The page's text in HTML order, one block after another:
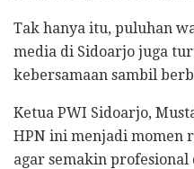
Tak hanya itu, puluhan
media di Sidoarjo juga
kebersamaan sambil
Ketua PWI Sidoarjo,
HPN ini menjadi momen
agar semakin